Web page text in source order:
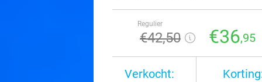
Regulier
€42,50 €36,95
Verkocht: